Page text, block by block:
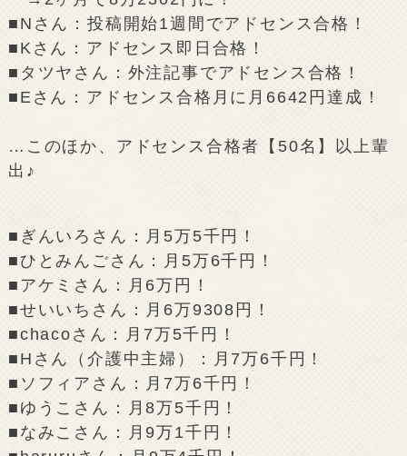
■Nさん：投稿開始1週間でアドセンス合格！
■Kさん：アドセンス即日合格！
■タツヤさん：外注記事でアドセンス合格！
■Eさん：アドセンス合格月に月6642円達成！
…このほか、アドセンス合格者【50名】以上輩
出♪
■ぎんいろさん：月5万5千円！
■ひとみんごさん：月5万6千円！
■アケミさん：月6万円！
■せいいちさん：月6万9308円！
■chacoさん：月7万5千円！
■Hさん（介護中主婦）：月7万6千円！
■ソフィアさん：月7万6千円！
■ゆうこさん：月8万5千円！
■なみこさん：月9万1千円！